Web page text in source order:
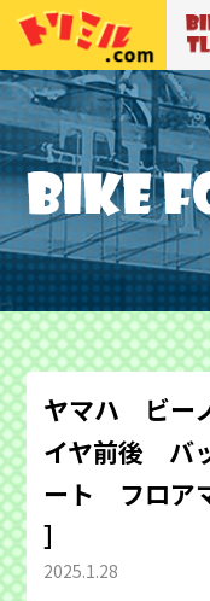
ト
ヤマハ ビ
イヤ前後 バ
ート フロア
］
2025.1.28